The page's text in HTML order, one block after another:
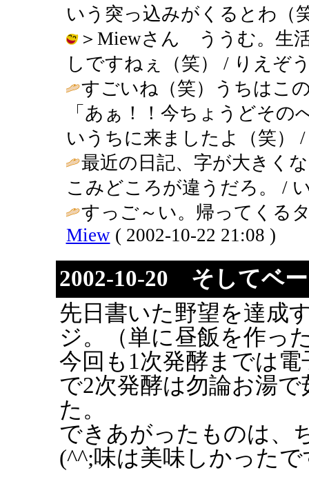
いう突っ込みがくるとわ（
＞Miewさん ううむ。生
しですねぇ（笑） / りえぞ
すごいね（笑）うちはこ
「あぁ！！今ちょうどそ
いうちに来ましたよ（笑）
最近の日記、字が大きく
こみどころが違うだろ。 /
すっご～い。帰ってくる
Miew( 2002-10-22 21:08 )
2002-10-20 そしてベ
先日書いた野望を達成
ジ。（単に昼飯を作っ
今回も1次発酵までは
で2次発酵は勿論お湯
た。
できあがったものは、
(^^;味は美味しかったで